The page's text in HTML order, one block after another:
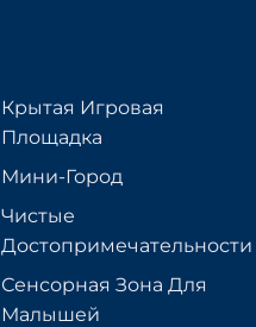
Крытая Игровая
Площадка
Мини-Город
Чистые
Достопримечательности
Сенсорная Зона Для
Малышей